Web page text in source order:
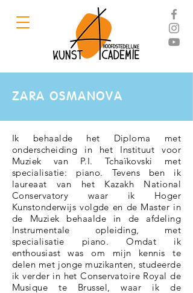
ZARA OSMANOVA
Ik behaalde het Diploma met
onderscheiding in het Instituut voor
Muziek van P.I. Tchaïkovski met
specialisatie: piano. Tevens ben ik
laureaat van het Kazakh National
Conservatory waar ik Hoger
Kunstonderwijs volgde en de Master in
de Muziek behaalde in de afdeling
Instrumentale opleiding, met
specialisatie piano. Omdat ik
enthousiast was om mijn kennis te
delen met jonge muzikanten, studeerde
ik verder in het Conservatoire Royal de
Musique te Brussel, waar ik de